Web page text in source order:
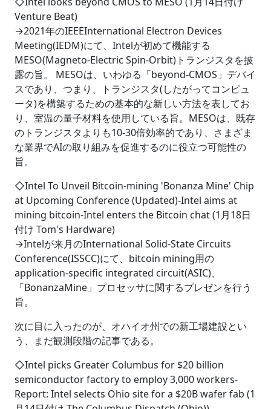
Venture Beat)
→2021年のIEEEInternational Electron Devices
Meeting(IEDM)にて、Intelが初めて機能する
MESO(Magneto-Electric Spin-Orbit)トランジスタを披
露の旨。 MESOは、いわゆる「beyond-CMOS」デバイ
スであり、つまり、トランジスタ(したがってコンピュ
ータ)を構築するための基本的な新しい方法を表してお
り、室温の量子材料を使用している旨。MESOは、既存
のトランジスタよりも10-30倍効率的であり、さまざま
な業界でAIの取り組みを促進するのに役立つ可能性の
旨。
◇Intel To Unveil Bitcoin-mining 'Bonanza Mine' Chip
at Upcoming Conference (Updated)-Intel aims at
mining bitcoin-Intel enters the Bitcoin chat (1月18日
付け Tom's Hardware)
→Intelが来月のInternational Solid-State Circuits
Conference(ISSCC)にて、bitcoin mining用の
application-specific integrated circuit(ASIC)、
「BonanzaMine」プロセッサに関するプレゼンを行う
旨。
次に目に入ったのが、オハイオ州での新工場建設とい
う、まだ観測段階の記事である。
◇Intel picks Greater Columbus for $20 billion
semiconductor factory to employ 3,000 workers-
Report: Intel selects Ohio site for a $20B wafer fab (1